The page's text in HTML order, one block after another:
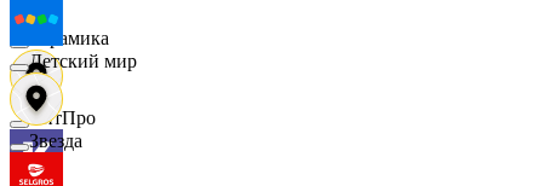
Керамика
КитПро
Детский мир
Звезда